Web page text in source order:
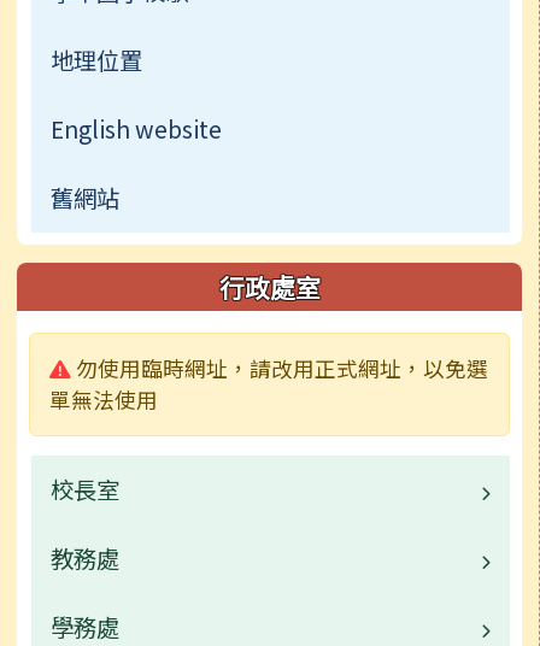
地理位置
English website
舊網站
行政處室
警告:
勿使用臨時網址，請改用正式網址，以免選
單無法使用
校長室
校長的話
校園公告
教務處
業務職掌
學務處